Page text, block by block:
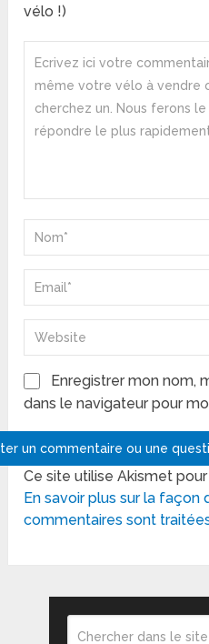
vélo !)
Enregistrer mon nom,
dans le navigateur pour
Ce site utilise Akismet
En savoir plus sur la
commentaires sont